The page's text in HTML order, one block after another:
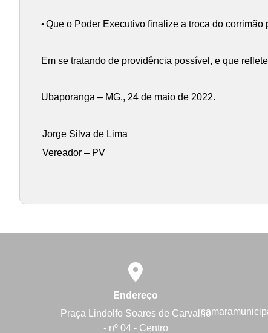
•Que o Poder Executivo finalize a troca do
Em se tratando de providência possível, e que
Ubaporanga – MG., 24 de maio de 2022.
Jorge Silva de Lima
Vereador – PV
Endereço
Praça Lindolfo Soares de Carvalho
- nº 04 - Centro